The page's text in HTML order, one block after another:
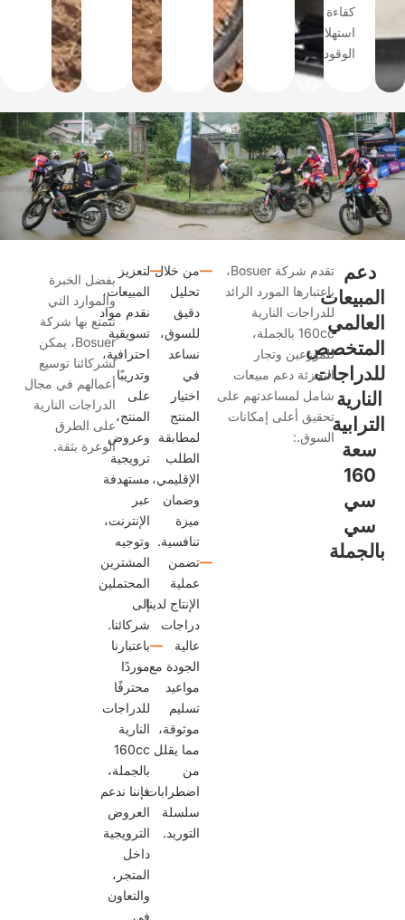
استهلاك
الوقود.
تقدم شركة Bosuer،
باعتبارها المورد الرائد
للدراجات النارية
160cc بالجملة،
للموزعين وتجار
التجزئة دعم مبيعات
شامل لمساعدتهم على
تحقيق أعلى إمكانات
السوق.:
من خلال
تحليل
للسوق،
اختيار
المنتج
لمطابقة
الإقليمي،
وضمان
تنافسية.
تضمن
الإنتاج لدينا
دراجات
الجودة مع
موثوقة،
مما يقلل
اضطرابات
سلسلة
التوريد.
لتعزيز
المبيعات،
نقدم مواد
تسويقية
احترافية،
على
المنتج،
وعروض
ترويجية
مستهدفة
عبر
الإنترنت،
وتوجيه
المشترين
المحتملين
إلى
شركائنا.
باعتبارنا
موردًا
محترفًا
للدراجات
النارية
160cc
بالجملة،
فإننا ندعم
العروض
الترويجية
المتجر،
والتعاون
بفضل الخبرة
والموارد التي
تتمتع بها شركة
Bosuer، يمكن
لشركائنا توسيع
أعمالهم في مجال
الدراجات النارية
على الطرق
الوعرة بثقة.